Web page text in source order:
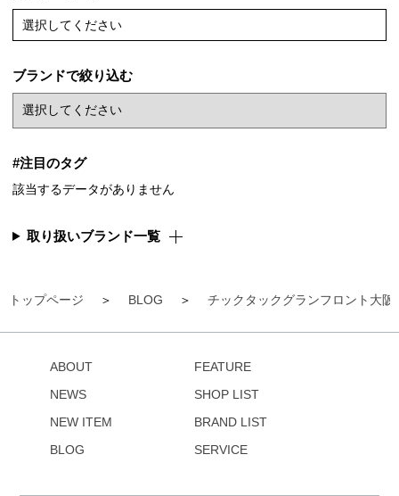
トップページ BLOG チックタックグランフロント大阪
選択してください
ブランドで絞り込む
#注目のタグ
該当するデータがありません
取り扱いブランド一覧
ABOUT
NEWS
NEW ITEM
BLOG
FEATURE
SHOP LIST
BRAND LIST
SERVICE